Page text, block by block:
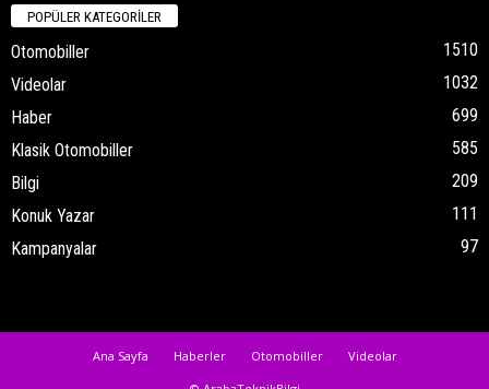
POPÜLER KATEGORİLER
Otomobiller
1510
Videolar
1032
Haber
699
Klasik Otomobiller
585
Bilgi
209
Konuk Yazar
111
Kampanyalar
97
Ana Sayfa Haberler Otomobiller
Videolar